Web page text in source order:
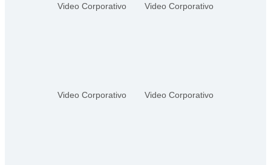
Video Corporativo Video Corporativo
Video Corporativo Video Corporativo